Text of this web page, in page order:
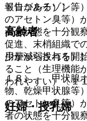
報告がある）］。
高齢者
少量から投与を開
ること（生理機能
われやすい）〔１
妊婦・授乳婦
ドロコルチゾン等
のアセトン臭等）
者の状態を十分観
促進、末梢組織で
用が減弱される）
１８）． 甲状腺
物、乾燥甲状腺等
のアセトン臭等）
者の状態を十分観